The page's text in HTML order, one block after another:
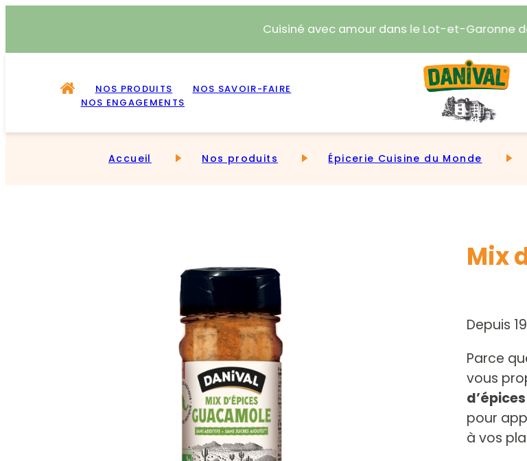
Cuisiné avec amour dans le Lot-et-Garonne
NOS PRODUITS
NOS SAVOIR-FAIRE
NOS ENGAGEMENTS
Accueil Nos produits Épicerie Cuisine du Monde
Mix
Depuis
Parce
vous
pour
à vos